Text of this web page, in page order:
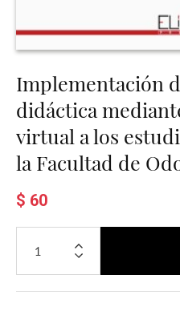
Implementación
didáctica
virtual a los
la Facultad de
$ 60